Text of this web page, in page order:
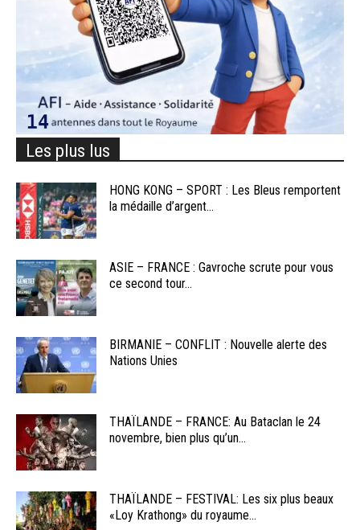
Les plus lus
HONG KONG – SPORT : Les Bleus remportent
la médaille d’argent...
ASIE – FRANCE : Gavroche scrute pour vous
ce second tour...
BIRMANIE – CONFLIT : Nouvelle alerte des
Nations Unies
THAÏLANDE – FRANCE: Au Bataclan le 24
novembre, bien plus qu’un...
THAÏLANDE – FESTIVAL: Les six plus beaux
«Loy Krathong» du royaume...